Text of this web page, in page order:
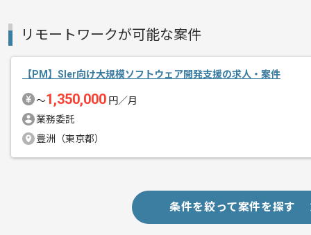
リモートワークが可能な案件
【PM】Sler向け大規模ソフトウェア開発支援の求人・案件
〜1,350,000 円／月
業務委託
豊洲（東京都）
条件を絞って案件を探す